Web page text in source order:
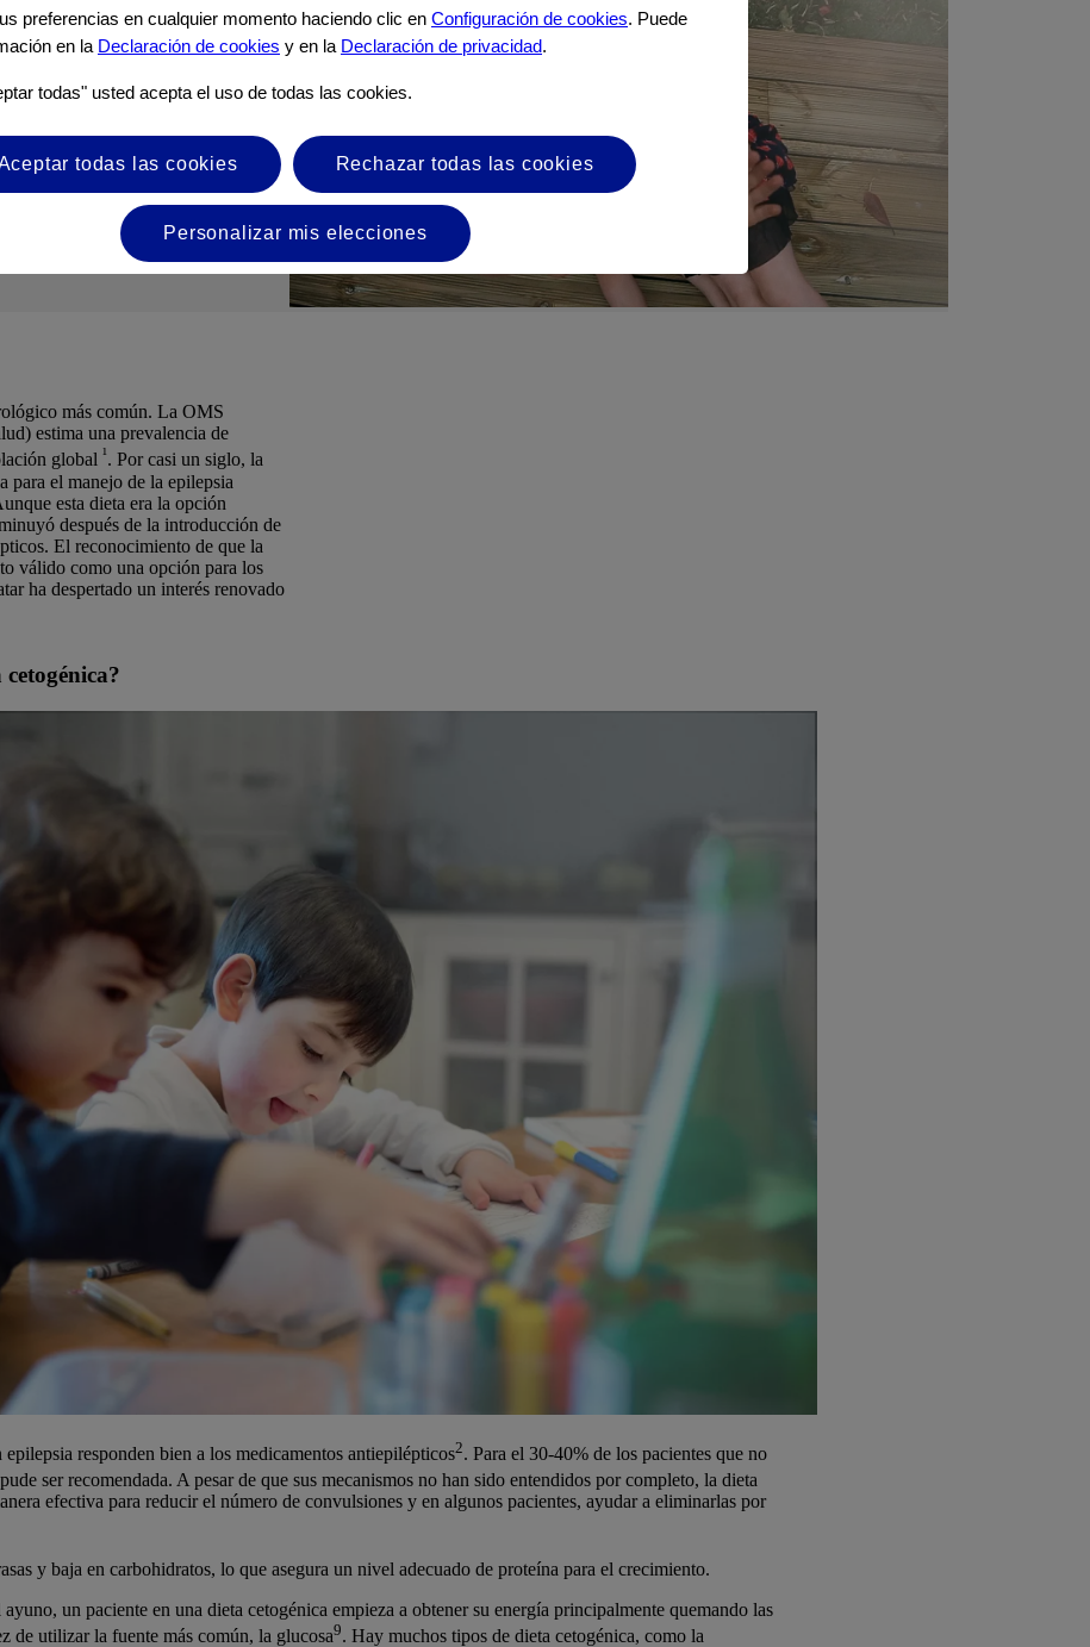
Ni siquiera los doctores
en esa dieta ya por 3 años, no ha
ha excedido todas nuestras
más común. La OMS
estima una prevalencia de
global¹. Por casi un siglo, la
para el manejo de la epilepsia
esta dieta era la opción
después de la introducción de
El reconocimiento de que la
válido como una opción para los
ha despertado un interés renovado
responden bien a los medicamentos antiepilépticos2. Para el 30-40% de los pacientes que no
ser recomendada. A pesar de que sus mecanismos no han sido entendidos por completo, la dieta
efectiva para reducir el número de convulsiones y en algunos pacientes, ayudar a eliminarlas por
y baja en carbohidratos, lo que asegura un nivel adecuado de proteína para el crecimiento.
un paciente en una dieta cetogénica empieza a obtener su energía principalmente quemando las
de utilizar la fuente más común, la glucosa9. Hay muchos tipos de dieta cetogénica, como la
preferencias en cualquier momento haciendo clic en Configuración de cookies. Puede
en la Declaración de cookies y en la Declaración de privacidad.
todas" usted acepta el uso de todas las cookies.
todas las cookies Rechazar todas las cookies
Personalizar mis elecciones